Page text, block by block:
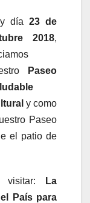
día 23 de
2018,
Paseo
y como
Paseo
el patio de
visitar:
La
País para